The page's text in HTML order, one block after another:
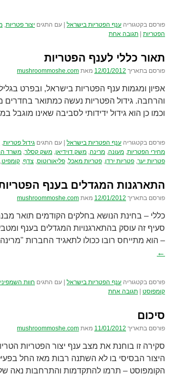
פורסם בקטגוריה ענף הפטריות בישראל עם התגים יצור פטריות,
הפטריות
תגובה אחת
תאור כללי לענף הפטריות
פורסם בתאריך 12/01/2012 מאת mushroommoshe.com
אפיון ומגמות ענף הפטריות בישראל, ובפרט
והרחבה. גידול הפטריות נעשה כמתואר בחדרים
וכמו כן הוא גידול ידידותי לסביבה שאינו
פורסם בקטגוריה ענף הפטריות בישראל עם התגים גידול פטריות,
מחירי הפטריות, מעונה, מרינה, משק דוידיאן, משק קסלר, משרד
פטריות יער, פטריות ירדן, פטריות מאכל, פליאורוטוס, צדף, קומפיט,
התארגנות המגדלים בענף
פורסם בתאריך 12/01/2012 מאת mushroommoshe.com
כללי – בחינת הנושא בחלקים הקודמים תואר
סעיף זה עוסק בהתארגנויות המגדלים בענף
– הוא מתייחס רובו ככולו לתאגיד החברות
←
פורסם בקטגוריה ענף הפטריות בישראל עם התגים חוות
קומפוסט
תגובה אחת
סיכום
פורסם בתאריך 11/01/2012 מאת mushroommoshe.com
סקירה זו בוחנת את מצב ענף יצור הפטריות
היצור הבסיסי בו לא השתנה רבות מאז החל
הקומפוסט – תרמו להתקדמות והתרחבות נאה